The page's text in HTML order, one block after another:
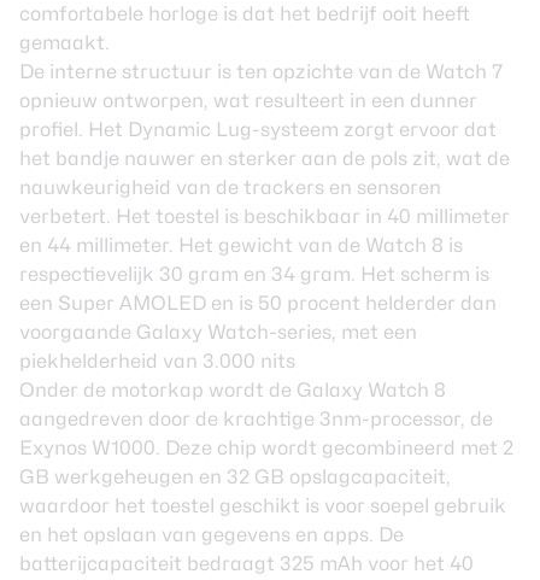
comfortabele horloge is dat het bedrijf ooit heeft
gemaakt.
De interne structuur is ten opzichte van de Watch 7
opnieuw ontworpen, wat resulteert in een dunner
profiel. Het Dynamic Lug-systeem zorgt ervoor dat
het bandje nauwer en sterker aan de pols zit, wat de
nauwkeurigheid van de trackers en sensoren
verbetert. Het toestel is beschikbaar in 40 millimeter
en 44 millimeter. Het gewicht van de Watch 8 is
respectievelijk 30 gram en 34 gram. Het scherm is
een Super AMOLED en is 50 procent helderder dan
voorgaande Galaxy Watch-series, met een
piekhelderheid van 3.000 nits
Onder de motorkap wordt de Galaxy Watch 8
aangedreven door de krachtige 3nm-processor, de
Exynos W1000. Deze chip wordt gecombineerd met 2
GB werkgeheugen en 32 GB opslagcapaciteit,
waardoor het toestel geschikt is voor soepel gebruik
en het opslaan van gegevens en apps. De
batterijcapaciteit bedraagt 325 mAh voor het 40